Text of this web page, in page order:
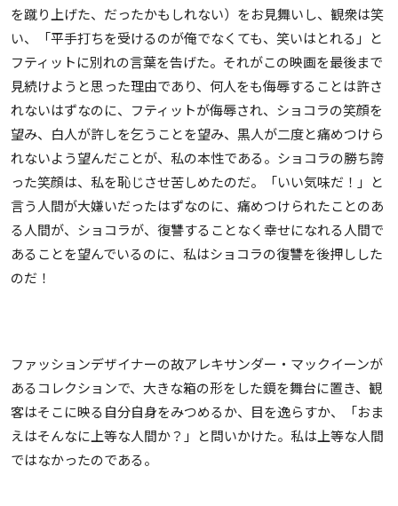
を蹴り上げた、だったかもしれない）をお見舞いし、観衆は笑
い、「平手打ちを受けるのが俺でなくても、笑いはとれる」と
フティットに別れの言葉を告げた。それがこの映画を最後まで
見続けようと思った理由であり、何人をも侮辱することは許さ
れないはずなのに、フティットが侮辱され、ショコラの笑顔を
望み、白人が許しを乞うことを望み、黒人が二度と痛めつけら
れないよう望んだことが、私の本性である。ショコラの勝ち誇
った笑顔は、私を恥じさせ苦しめたのだ。「いい気味だ！」と
言う人間が大嫌いだったはずなのに、痛めつけられたことのあ
る人間が、ショコラが、復讐することなく幸せになれる人間で
あることを望んでいるのに、私はショコラの復讐を後押しした
のだ！
ファッションデザイナーの故アレキサンダー・マックイーンが
あるコレクションで、大きな箱の形をした鏡を舞台に置き、観
客はそこに映る自分自身をみつめるか、目を逸らすか、「おま
えはそんなに上等な人間か？」と問いかけた。私は上等な人間
ではなかったのである。